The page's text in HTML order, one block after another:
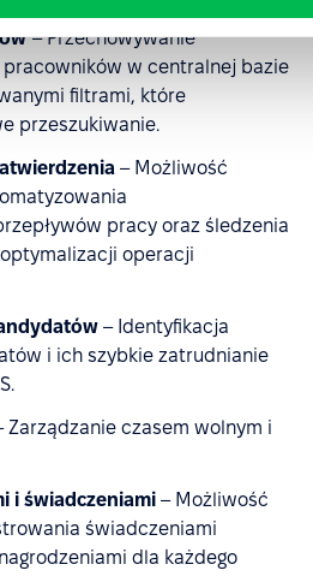
– Przechowywanie
w centralnej bazie
filtrami, które
przeszukiwanie.
– Możliwość
pracy oraz śledzenia
operacji
– Identyfikacja
i ich szybkie zatrudnianie
Zarządzanie czasem wolnym i
i świadczeniami – Możliwość
świadczeniami
dla każdego